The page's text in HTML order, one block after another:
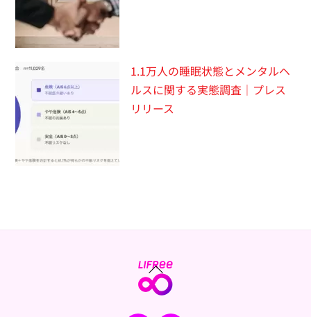
1.1万人の睡眠状態とメンタルヘ
ルスに関する実態調査｜プレス
リリース
Back
To